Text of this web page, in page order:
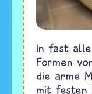
In fast
Formen
die arme
mit festen